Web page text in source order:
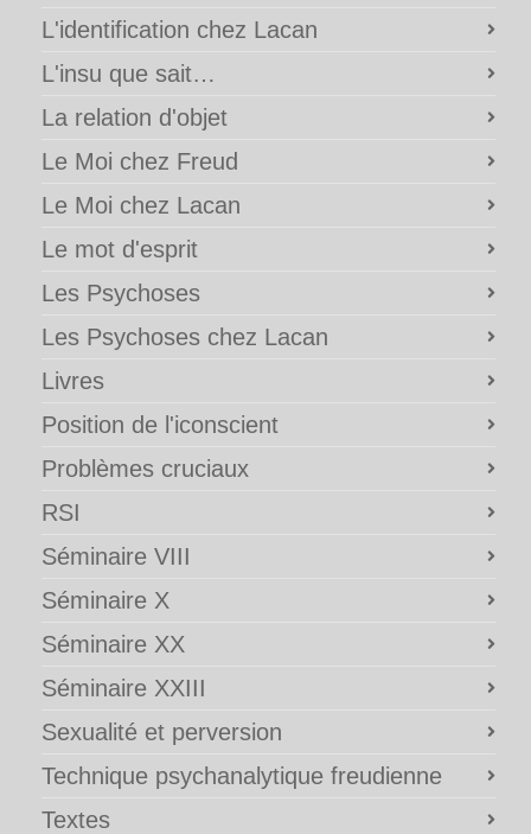
L'identification chez Lacan
L'insu que sait…
La relation d'objet
Le Moi chez Freud
Le Moi chez Lacan
Le mot d'esprit
Les Psychoses
Les Psychoses chez Lacan
Livres
Position de l'iconscient
Problèmes cruciaux
RSI
Séminaire VIII
Séminaire X
Séminaire XX
Séminaire XXIII
Sexualité et perversion
Technique psychanalytique freudienne
Textes